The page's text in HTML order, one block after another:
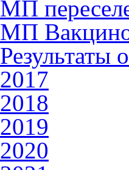
МП
МП
Результаты
2017
2018
2019
2020